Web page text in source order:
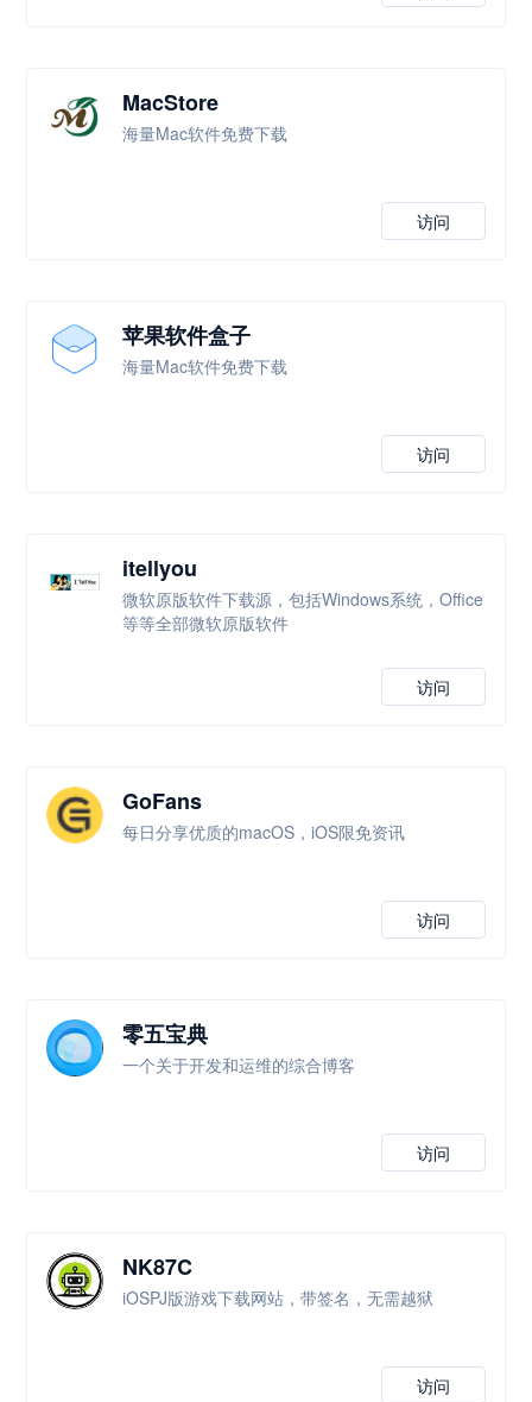
MacStore
海量Mac软件免费下载
访问
苹果软件盒子
海量Mac软件免费下载
访问
itellyou
微软原版软件下载源，包括Windows系统，Office
等等全部微软原版软件
访问
GoFans
每日分享优质的macOS，iOS限免资讯
访问
零五宝典
一个关于开发和运维的综合博客
访问
NK87C
iOSPJ版游戏下载网站，带签名，无需越狱
访问